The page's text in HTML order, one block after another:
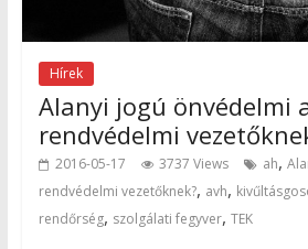
Hírek
Alanyi jogú önvédelmi
rendvédelmi
2016-05-17 3737 Views ah,
rendvédelmi vezetőknek?, avh,
rendőrség, szolgálati fegyver, TEK